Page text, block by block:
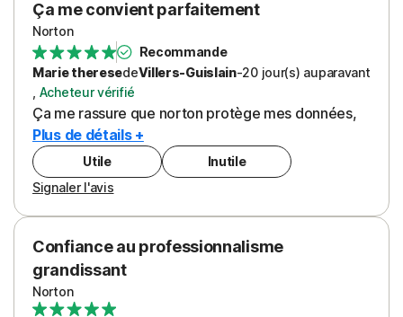
Ça me convient parfaitement
Norton
Recommande
Marie theresedeVillers-Guislain-20 jour(s) auparavant
Acheteur vérifié
Ça me rassure que norton protège mes données,
Plus de détails +
Utile
Inutile
Signaler l'avis
Confiance au professionnalisme
grandissant
Norton